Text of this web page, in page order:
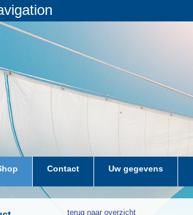
Contact Uw gegevens
terug naar overzicht